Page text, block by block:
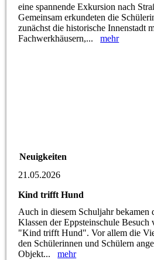
eine spannende Exkursion nach
Gemeinsam erkundeten die
zunächst die historische Innenstadt
Fachwerkhäusern,...mehr
Neuigkeiten
21.05.2026
Kind trifft Hund
Auch in diesem Schuljahr bekamen
Klassen der Eppsteinschule Besuch
"Kind trifft Hund". Vor allem die
den Schülerinnen und Schülern
Objekt...mehr